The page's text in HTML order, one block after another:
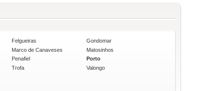
Felgueiras
Gondomar
Marco de Canaveses
Matosinhos
Penafiel
Porto
Trofa
Valongo